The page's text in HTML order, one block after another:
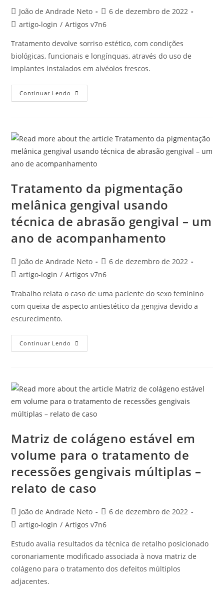
João de Andrade Neto
6 de dezembro de 2022
artigo-login / Artigos v7n6
Tratamento devolve sorriso estético, com condições
biológicas, funcionais e longínquas, através do uso de
implantes instalados em alvéolos frescos.
Continuar Lendo
Tratamento da pigmentação
melânica gengival usando
técnica de abrasão gengival – um
ano de acompanhamento
João de Andrade Neto
6 de dezembro de 2022
artigo-login / Artigos v7n6
Trabalho relata o caso de uma paciente do sexo feminino
com queixa de aspecto antiestético da gengiva devido a
escurecimento.
Continuar Lendo
Matriz de colágeno estável em
volume para o tratamento de
recessões gengivais múltiplas –
relato de caso
João de Andrade Neto
6 de dezembro de 2022
artigo-login / Artigos v7n6
Estudo avalia resultados da técnica de retalho posicionado
coronariamente modificado associada à nova matriz de
colágeno para o tratamento dos defeitos múltiplos
adjacentes.